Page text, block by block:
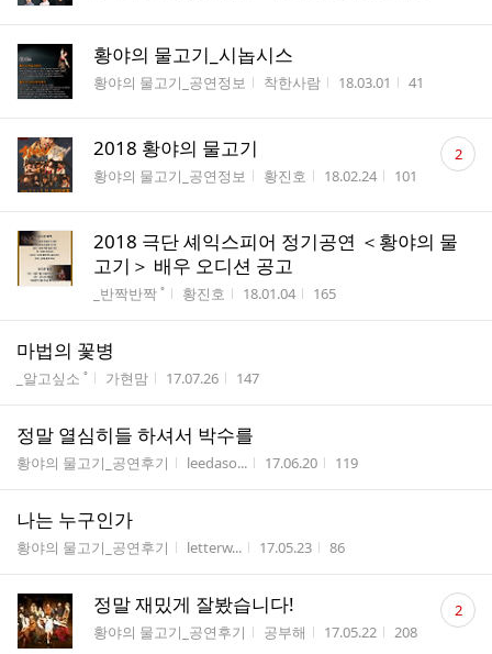
황야의 물고기_시놉시스
게시판명
황야의 물고기_공연정보 작성자
착한사람 작성시간
18.03.01 조회수
41
2018 황야의 물고기
게시판명
황야의 물고기_공연정보 작성자
황진호 작성시간
18.02.24 조회수
101
댓
글 2
2018 극단 셰익스피어 정기공연 ＜황야의 물
고기＞ 배우 오디션 공고
게시판명
_반짝반짝 ˚ 작성자
황진호 작성시간
18.01.04 조회수
165
마법의 꽃병
게시판명
_알고싶소 ˚ 작성자
가현맘 작성시간
17.07.26 조회수
147
정말 열심히들 하셔서 박수를
게시판명
황야의 물고기_공연후기 작성자
leedaso... 작성시간
17.06.20 조회수
119
나는 누구인가
게시판명
황야의 물고기_공연후기 작성자
letterw... 작성시간
17.05.23 조회수
86
정말 재밌게 잘봤습니다!
게시판명
황야의 물고기_공연후기 작성자
공부해 작성시간
17.05.22 조회수
208
댓
글 2